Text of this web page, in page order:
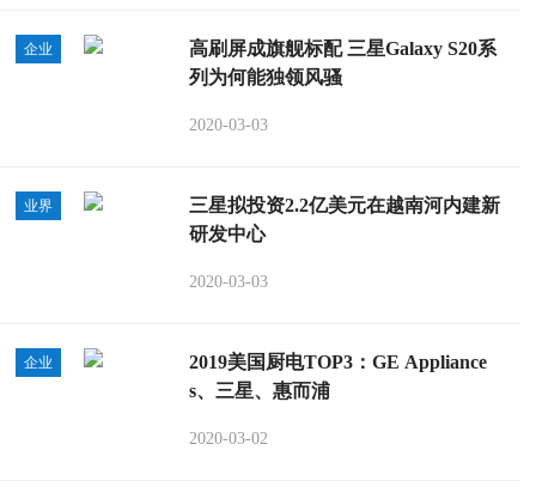
企业
高刷屏成旗舰标配 三星Galaxy S20系
列为何能独领风骚
2020-03-03
业界
三星拟投资2.2亿美元在越南河内建新
研发中心
2020-03-03
企业
2019美国厨电TOP3：GE Appliance
s、三星、惠而浦
2020-03-02